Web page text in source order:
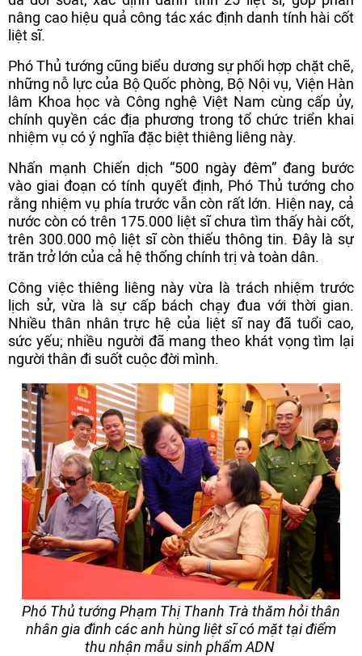
nâng cao hiệu quả công tác xác định danh tính hài cốt
liệt sĩ.
Phó Thủ tướng cũng biểu dương sự phối hợp chặt chẽ,
những nỗ lực của Bộ Quốc phòng, Bộ Nội vụ, Viện Hàn
lâm Khoa học và Công nghệ Việt Nam cùng cấp ủy,
chính quyền các địa phương trong tổ chức triển khai
nhiệm vụ có ý nghĩa đặc biệt thiêng liêng này.
Nhấn mạnh Chiến dịch “500 ngày đêm” đang bước
vào giai đoạn có tính quyết định, Phó Thủ tướng cho
rằng nhiệm vụ phía trước vẫn còn rất lớn. Hiện nay, cả
nước còn có trên 175.000 liệt sĩ chưa tìm thấy hài cốt,
trên 300.000 mộ liệt sĩ còn thiếu thông tin. Đây là sự
trăn trở lớn của cả hệ thống chính trị và toàn dân.
Công việc thiêng liêng này vừa là trách nhiệm trước
lịch sử, vừa là sự cấp bách chạy đua với thời gian.
Nhiều thân nhân trực hệ của liệt sĩ nay đã tuổi cao,
sức yếu; nhiều người đã mang theo khát vọng tìm lại
người thân đi suốt cuộc đời mình.
Phó Thủ tướng Phạm Thị Thanh Trà thăm hỏi thân
nhân gia đình các anh hùng liệt sĩ có mặt tại điểm
thu nhận mẫu sinh phẩm ADN